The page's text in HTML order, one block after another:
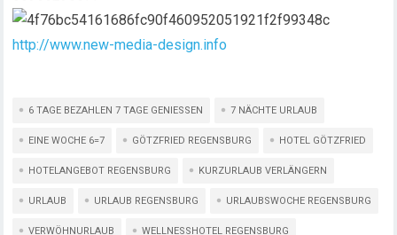
http://www.new-media-design.info
6 TAGE BEZAHLEN 7 TAGE GENIESSEN 7 NÄCHTE URLAUB
EINE WOCHE 6=7 GÖTZFRIED REGENSBURG HOTEL GÖTZFRIED
HOTELANGEBOT REGENSBURG KURZURLAUB VERLÄNGERN
URLAUB URLAUB REGENSBURG URLAUBSWOCHE REGENSBURG
VERWÖHNURLAUB WELLNESSHOTEL REGENSBURG